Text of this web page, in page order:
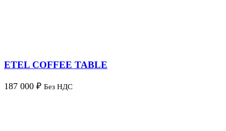
ETEL COFFEE TABLE
187 000 ₽ Без НДС